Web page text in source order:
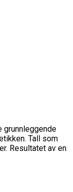
grunnleggende
Tall som
Resultatet av en